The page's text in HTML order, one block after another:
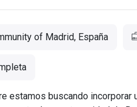
of Madrid, España
estamos buscando